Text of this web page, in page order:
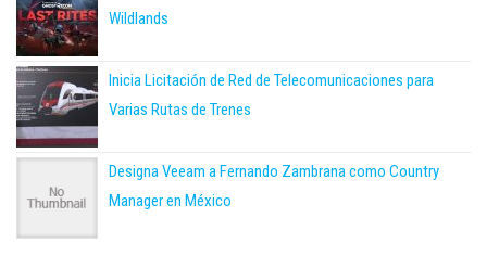
Wildlands
Inicia Licitación de Red de Telecomunicaciones para
Varias Rutas de Trenes
Designa Veeam a Fernando Zambrana como Country
Manager en México